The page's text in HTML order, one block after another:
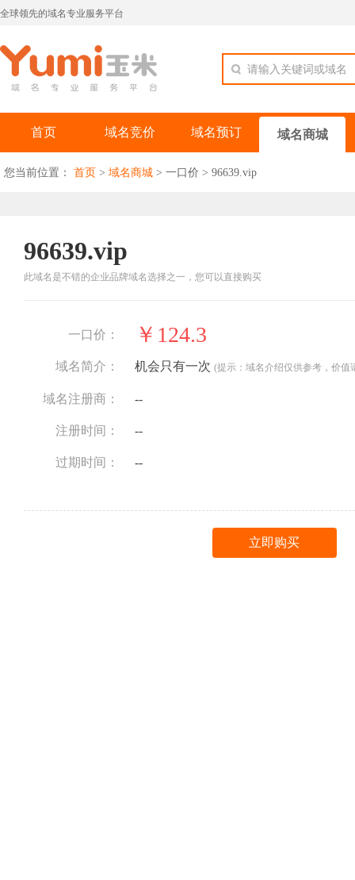
全球领先的域名专业服务平台
请输入关键词或域名
首页 域名竞价 域名预订 域名商城
您当前位置： 首页 > 域名商城 > 一口价 > 96639.vip
96639.vip
此域名是不错的企业品牌域名选择之一，您可以直接购买
一口价： ￥124.3
域名简介： 机会只有一次 (提示：域名介绍仅供参考，价值
域名注册商： --
注册时间： --
过期时间： --